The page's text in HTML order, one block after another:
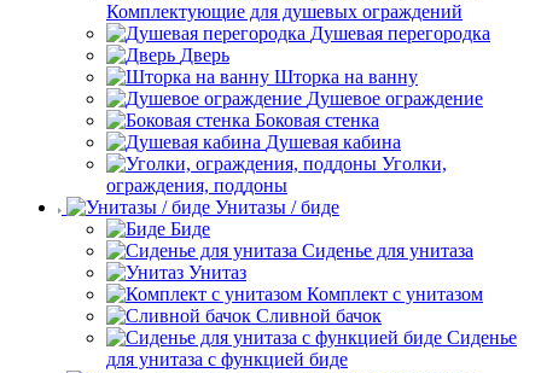
Комплектующие для душевых ограждений
Душевая перегородка
Дверь
Шторка на ванну
Душевое ограждение
Боковая стенка
Душевая кабина
Уголки,
ограждения, поддоны
Унитазы / биде
Биде
Сиденье для унитаза
Унитаз
Комплект с унитазом
Сливной бачок
Сиденье
для унитаза с функцией биде